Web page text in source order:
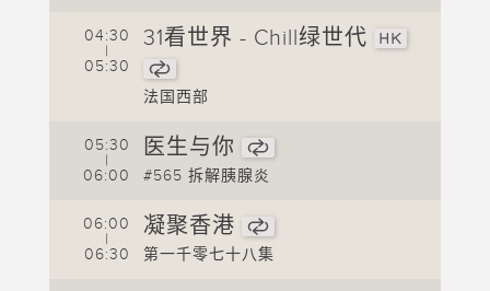
04:30
|
05:30
31看世界 - Chill绿世代
法国西部
05:30
|
06:00
医生与你
#565 拆解胰腺炎
06:00
|
06:30
凝聚香港
第一千零七十八集